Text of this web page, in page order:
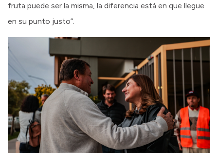
fruta puede ser la misma, la diferencia está en que llegue
en su punto justo”.